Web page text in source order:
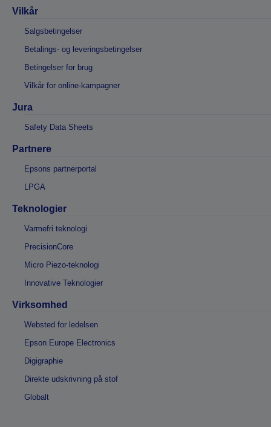
Vilkår
Salgsbetingelser
Betalings- og leveringsbetingelser
Betingelser for brug
Vilkår for online-kampagner
Jura
Safety Data Sheets
Partnere
Epsons partnerportal
LPGA
Teknologier
Varmefri teknologi
PrecisionCore
Micro Piezo-teknologi
Innovative Teknologier
Virksomhed
Websted for ledelsen
Epson Europe Electronics
Digigraphie
Direkte udskrivning på stof
Globalt